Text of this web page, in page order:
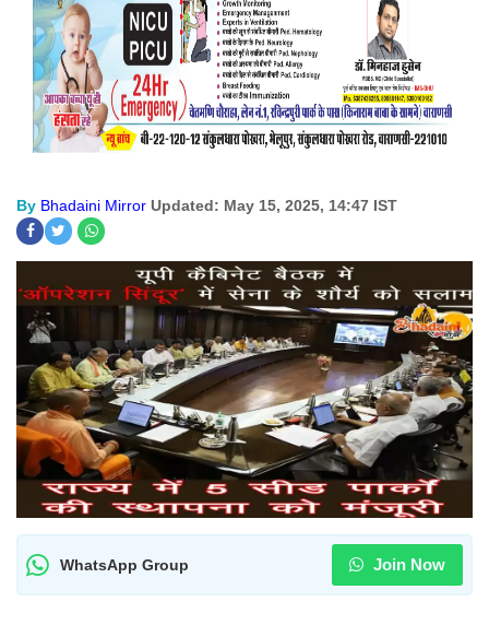
By Bhadaini Mirror Updated: May 15, 2025, 14:47 IST
WhatsApp Group Join Now